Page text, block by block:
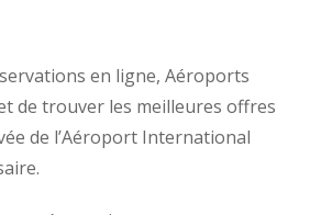
en ligne, Aéroports
de trouver les meilleures offres
de l’Aéroport International